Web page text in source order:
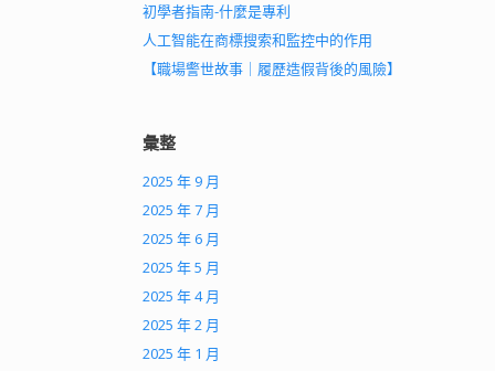
初學者指南-什麼是專利
人工智能在商標搜索和監控中的作用
【職場警世故事｜履歷造假背後的風險】
彙整
2025 年 9 月
2025 年 7 月
2025 年 6 月
2025 年 5 月
2025 年 4 月
2025 年 2 月
2025 年 1 月